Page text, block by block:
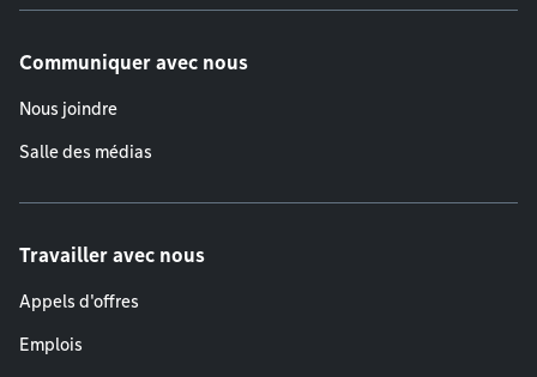
Communiquer avec nous
Nous joindre
Salle des médias
Travailler avec nous
Appels d'offres
Emplois